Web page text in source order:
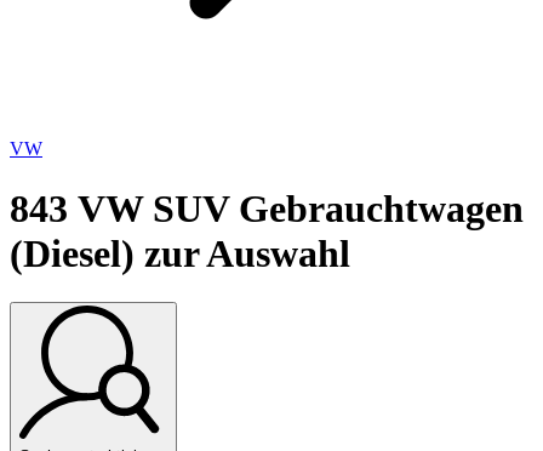
VW
843 VW SUV Gebrauchtwagen
(Diesel) zur Auswahl